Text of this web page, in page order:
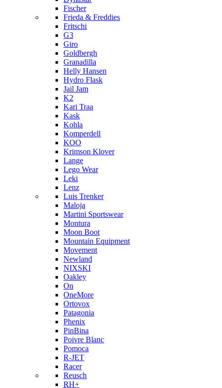
Fischer
Frieda & Freddies
Fritschi
G3
Giro
Goldbergh
Granadilla
Helly Hansen
Hydro Flask
Jail Jam
K2
Kari Traa
Kask
Kohla
Komperdell
KOO
Krimson Klover
Lange
Lego Wear
Leki
Lenz
Luis Trenker
Maloja
Martini Sportswear
Montura
Moon Boot
Mountain Equipment
Movement
Newland
NIXSKI
Oakley
On
OneMore
Ortovox
Patagonia
Phenix
PinBina
Poivre Blanc
Pomoca
R-JET
Racer
Reusch
RH+